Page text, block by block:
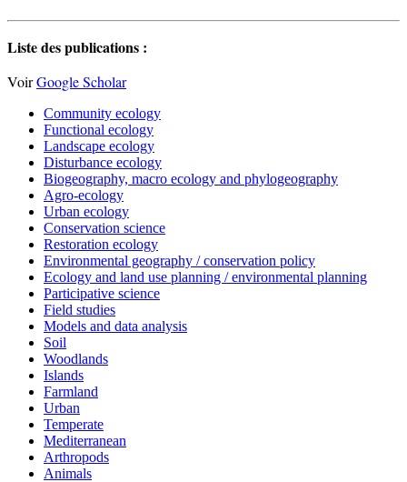
Liste des publications :
VoirGoogle Scholar
Community ecology
Functional ecology
Landscape ecology
Disturbance ecology
Biogeography, macro ecology and phylogeography
Agro-ecology
Urban ecology
Conservation science
Restoration ecology
Environmental geography / conservation policy
Ecology and land use planning / environmental planning
Participative science
Field studies
Models and data analysis
Soil
Woodlands
Islands
Farmland
Urban
Temperate
Mediterranean
Arthropods
Animals